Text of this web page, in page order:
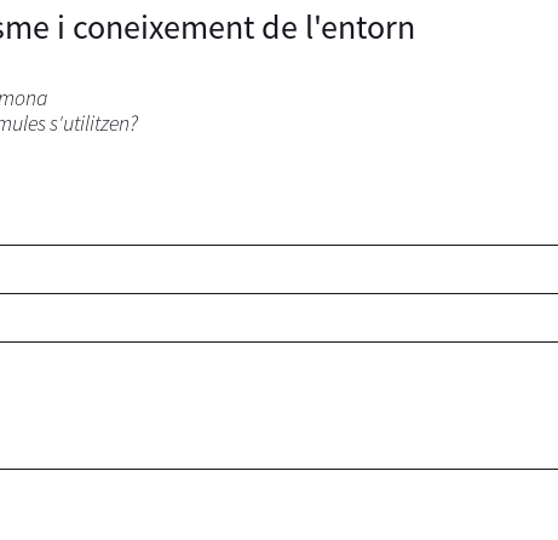
i coneixement de l'entorn
s'utilitzen?